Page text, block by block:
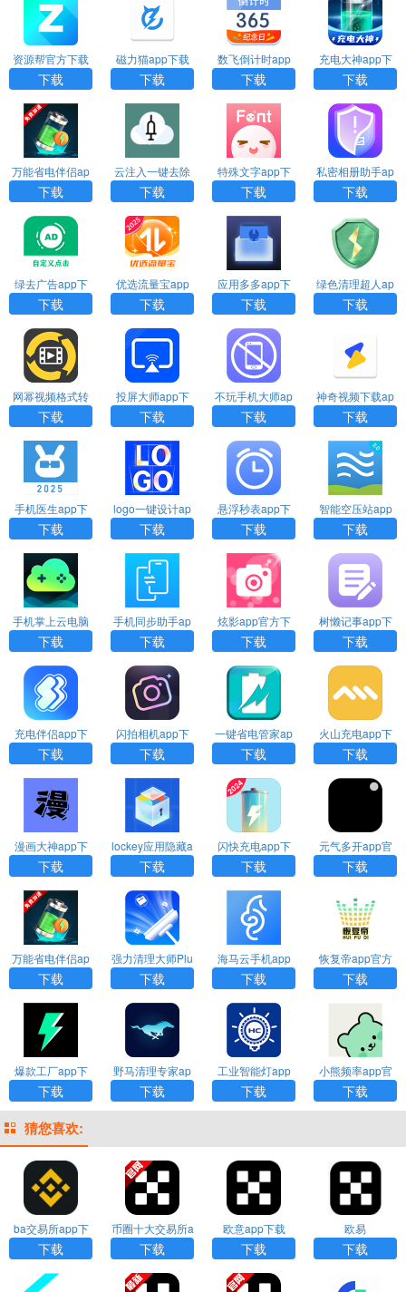
资源帮官方下载
下载
磁力猫app下载
下载
数飞倒计时app
下载
下载
充电大神app下
载
下载
万能省电伴侣ap
p下载
下载
云注入一键去除
下载
下载
特殊文字app下
载
下载
私密相册助手ap
p下载安装
下载
绿去广告app下
载
下载
优选流量宝app
下载
下载
应用多多app下
载安装
下载
绿色清理超人ap
p下载
下载
网幂视频格式转
换器app下载
下载
投屏大师app下
载
下载
不玩手机大师ap
p下载
下载
神奇视频下载ap
p下载
下载
手机医生app下
载
下载
logo一键设计ap
p下载
下载
悬浮秒表app下
载安装
下载
智能空压站app
下载
下载
手机掌上云电脑
下载
下载
手机同步助手ap
p官方正版下载
下载
炫影app官方下
载
下载
树懒记事app下
载安装
下载
充电伴侣app下
载
下载
闪拍相机app下
载
下载
一键省电管家ap
p下载安装
下载
火山充电app下
载
下载
漫画大神app下
载
下载
lockey应用隐藏a
pp下载
下载
闪快充电app下
载
下载
元气多开app官
方下载
下载
万能省电伴侣ap
p下载
下载
强力清理大师Plu
s下载
下载
海马云手机app
下载
下载
恢复帝app官方
下载安装
下载
爆款工厂app下
载
下载
野马清理专家ap
p下载
下载
工业智能灯app
下载
下载
小熊频率app官
方下载
下载
猜您喜欢:
ba交易所app下
载
下载
币圈十大交易所a
pp下载
下载
欧意app下载
下载
欧易
下载